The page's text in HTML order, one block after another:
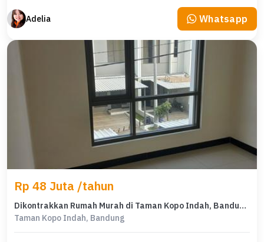
Adelia Whatsapp
Rp 48 Juta /tahun
Dikontrakkan Rumah Murah di Taman Kopo Indah, Bandung, LT 60m²
Taman Kopo Indah, Bandung